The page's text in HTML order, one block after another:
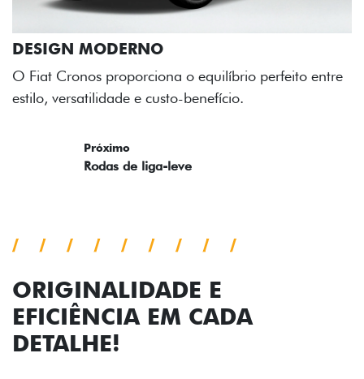
o equilíbrio perfeito entre
e custo-benefício.
ORIGINALIDADE E
EFICIÊNCIA EM CADA
DETALHE!